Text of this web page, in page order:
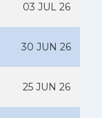
03 JUL 26
30 JUN 26
25 JUN 26